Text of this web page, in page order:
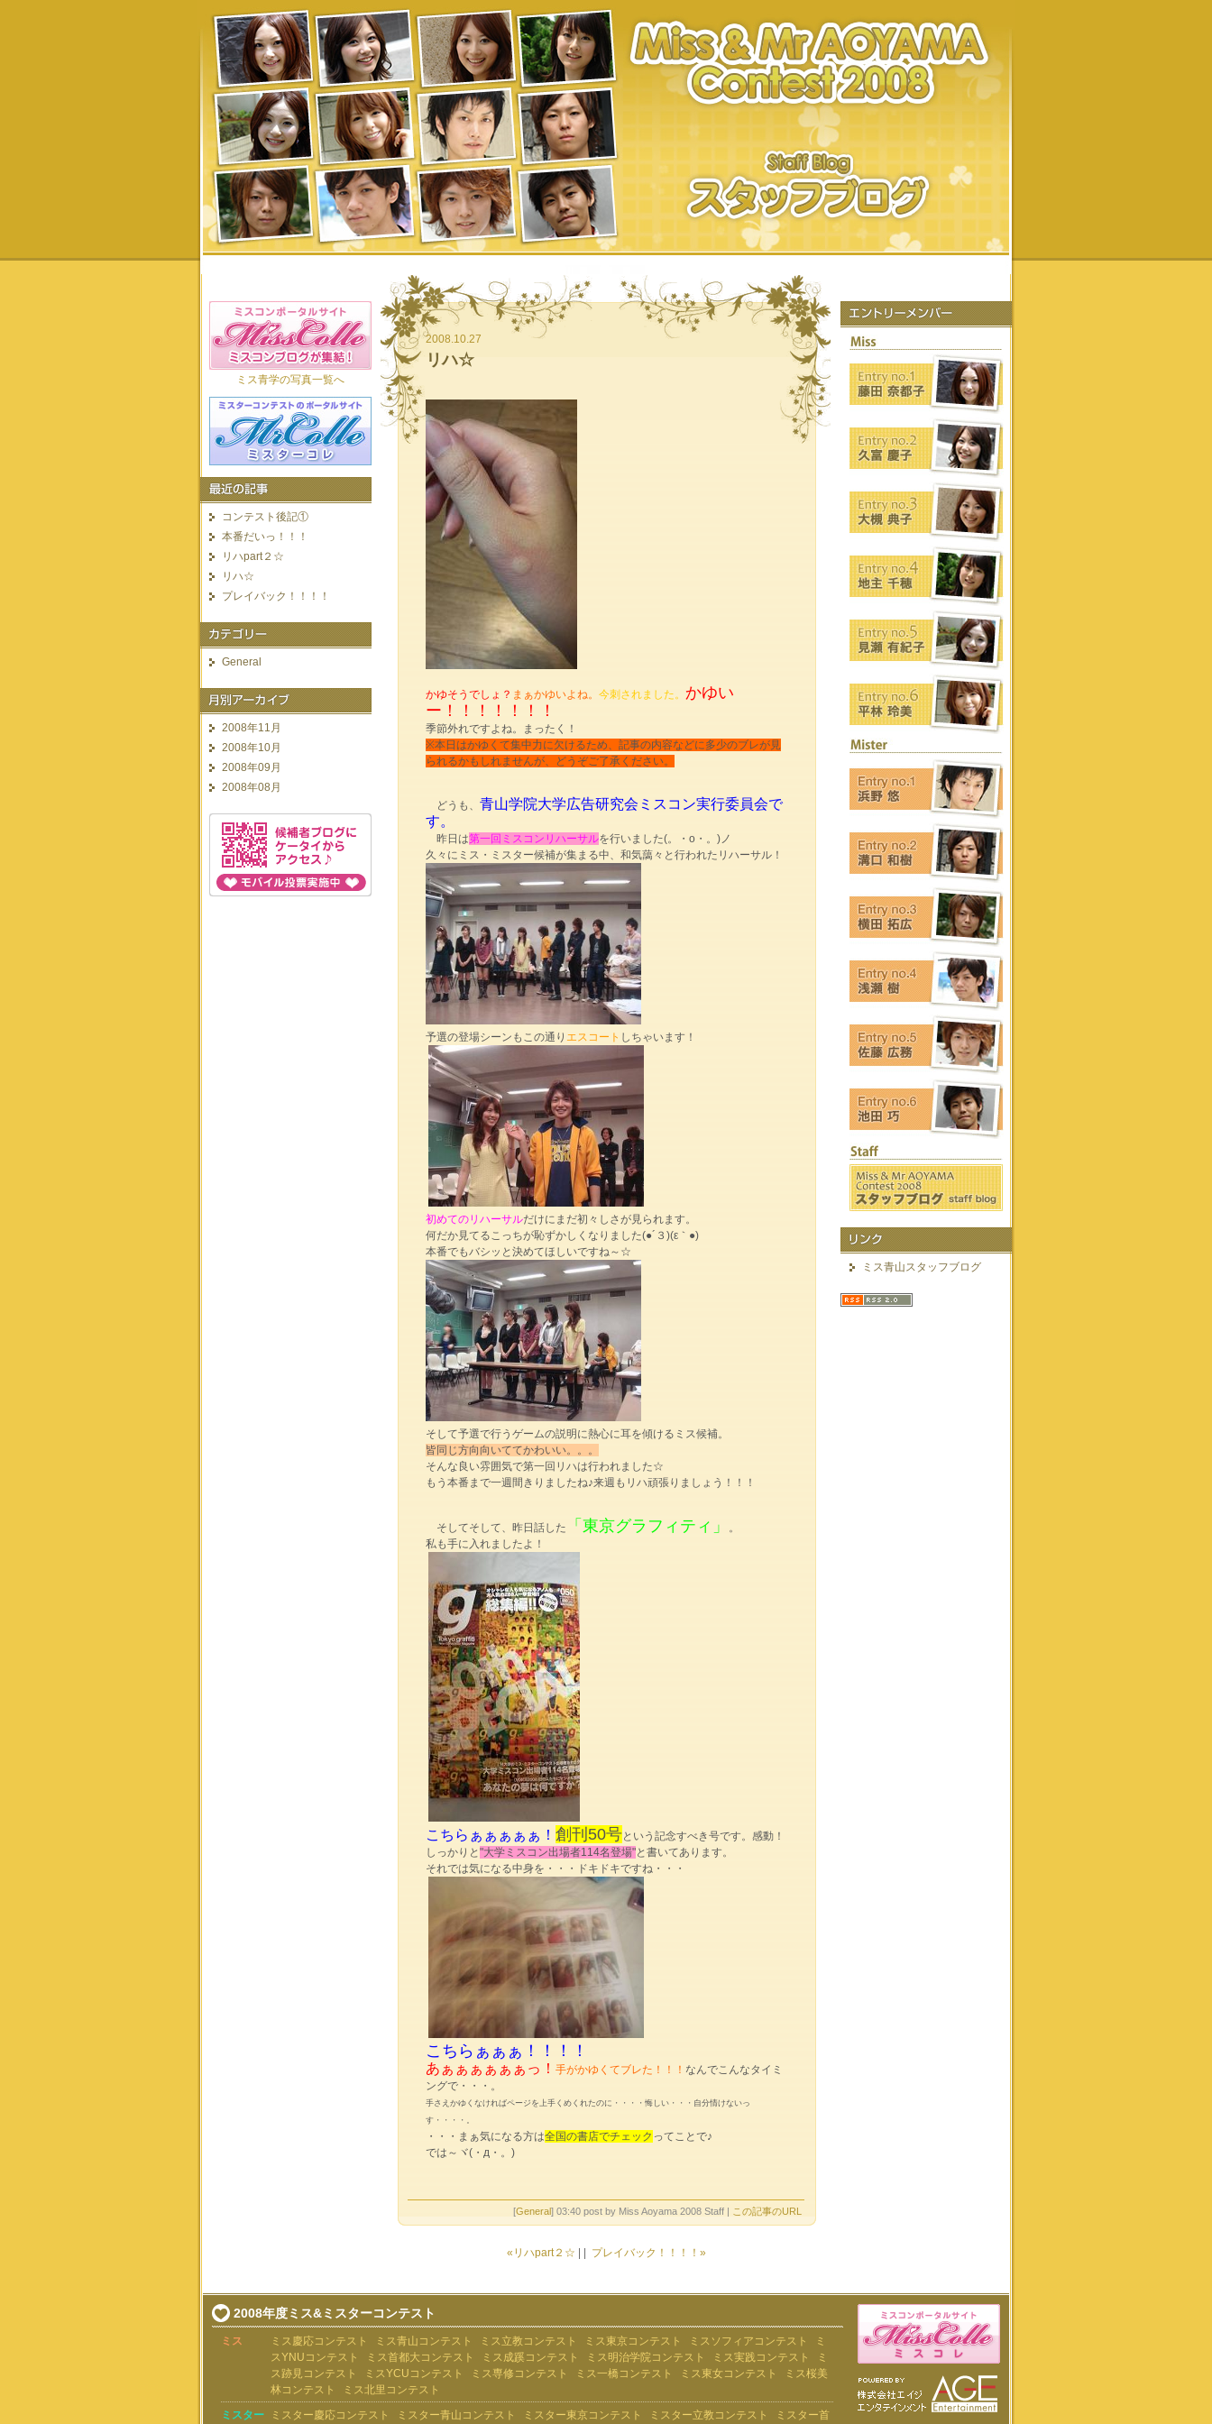
2008.10.27
リハ☆
かゆそうでしょ？ まぁかゆいよね。 今刺されました。 かゆい
ー！！！！！！！
季節外れですよね。まったく！
※本日はかゆくて集中力に欠けるため、記事の内容などに多少のブレが見
られるかもしれませんが、どうぞご了承ください。
どうも、 青山学院大学広告研究会ミスコン実行委員会で
す。
昨日は第一回ミスコンリハーサルを行いました(。・o・。)ノ
久々にミス・ミスター候補が集まる中、和気藹々と行われたリハーサル！
予選の登場シーンもこの通り エスコート しちゃいます！
初めてのリハーサルだけにまだ初々しさが見られます。
何だか見てるこっちが恥ずかしくなりました(●´３)(ε｀●)
本番でもバシッと決めてほしいですね～☆
そして予選で行うゲームの説明に熱心に耳を傾けるミス候補。
皆同じ方向向いててかわいい。。。
そんな良い雰囲気で第一回リハは行われました☆
もう本番まで一週間きりましたね♪来週もリハ頑張りましょう！！！
そしてそして、昨日話した 「東京グラフィティ」
。
私も手に入れましたよ！
こちらぁぁぁぁぁ！ 創刊50号という記念すべき号です。感動！
しっかりと "大学ミスコン出場者114名登場"と書いてあります。
それでは気になる中身を・・・ドキドキですね・・・
こちらぁぁぁ！！！！
あぁぁぁぁぁぁっ！ 手がかゆくてブレた！！！ なんでこんなタイミ
ングで・・・。
手さえかゆくなければページを上手くめくれたのに・・・・悔しい・・・自分情けないっ
す・・・・。
・・・まぁ気になる方は全国の書店でチェック ってことで♪
では～ヾ(・д・。)
[General] 03:40 post by Miss Aoyama 2008 Staff | この記事のURL
«リハpart２☆ プレイバック！！！！»
ミス青山スタッフブログ
ミス青学の写真一覧へ
コンテスト後記①
本番だいっ！！！
リハpart２☆
リハ☆
プレイバック！！！！
General
2008年11月
2008年10月
2008年09月
2008年08月
2008年度ミス&ミスターコンテスト
ミス ミス慶応コンテスト ミス青山コンテスト ミス立教コンテスト ミス東京コンテスト ミスソフィアコンテスト
ミ
スYNUコンテスト
ミス首都大コンテスト ミス成蹊コンテスト ミス明治学院コンテスト ミス実践コンテスト
ミ
ス跡見コンテスト
ミスYCUコンテスト ミス専修コンテスト ミス一橋コンテスト ミス東女コンテスト
ミス桜美
林コンテスト
ミス北里コンテスト
ミスター
ミスター慶応コンテスト ミスター青山コンテスト ミスター東京コンテスト ミスター立教コンテスト ミスター首